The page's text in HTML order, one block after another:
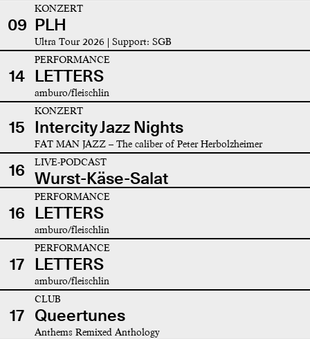
09
KONZERT
PLH
Ultra Tour 2026 | Support: SGB
14
PERFORMANCE
LETTERS
amburo/fleischlin
15
KONZERT
Intercity Jazz Nights
FAT MAN JAZZ – The caliber of Peter Herbolzheimer
16 LIVE-PODCAST
Wurst-Käse-Salat
16
PERFORMANCE
LETTERS
amburo/fleischlin
17
PERFORMANCE
LETTERS
amburo/fleischlin
17
CLUB
Queertunes
Anthems Remixed Anthology